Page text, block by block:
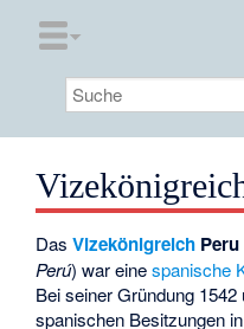
DasVizekönigreich Peru
Perú) war einespanische
Bei seiner Gründung
spanischen Besitzungen